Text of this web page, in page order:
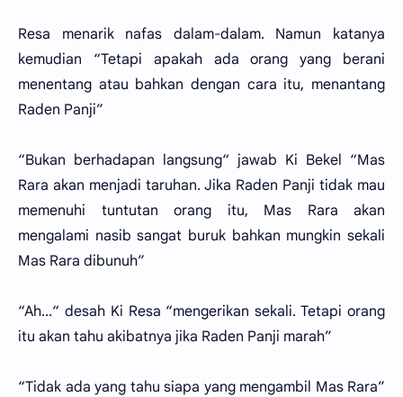
Resa menarik nafas dalam-dalam. Namun katanya
kemudian “Tetapi apakah ada orang yang berani
menentang atau bahkan dengan cara itu, menantang
Raden Panji”
“Bukan berhadapan langsung“ jawab Ki Bekel “Mas
Rara akan menjadi taruhan. Jika Raden Panji tidak mau
memenuhi tuntutan orang itu, Mas Rara akan
mengalami nasib sangat buruk bahkan mungkin sekali
Mas Rara dibunuh”
“Ah...“ desah Ki Resa “mengerikan sekali. Tetapi orang
itu akan tahu akibatnya jika Raden Panji marah”
“Tidak ada yang tahu siapa yang mengambil Mas Rara”